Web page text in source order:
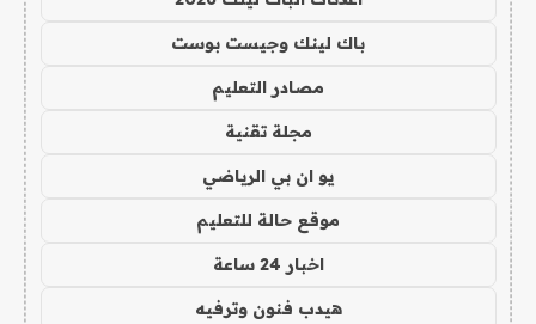
باك لينك وجيست بوست
مصادر التعليم
مجلة تقنية
يو ان بي الرياضي
موقع حالة للتعليم
اخبار 24 ساعة
هيدب فنون وترفيه